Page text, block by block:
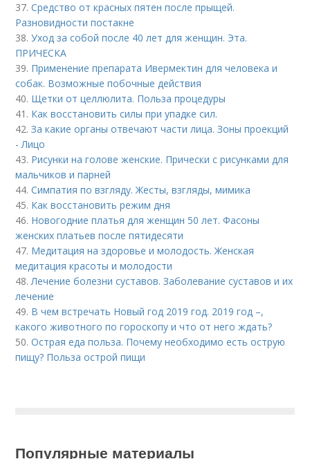
37.Средство от красных пятен после прыщей.
Разновидности постакне
38.Уход за собой после 40 лет для женщин. Эта.
ПРИЧЕСКА
39. Применение препарата Ивермектин для человека и
собак. Возможные побочные действия
40. Щетки от целлюлита. Польза процедуры
41. Как восстановить силы при упадке сил.
42.За какие органы отвечают части лица. Зоны проекций
- Лицо
43. Рисунки на голове женские. Прически с рисунками для
мальчиков и парней
44.Симпатия по взгляду. Жесты, взгляды, мимика
45. Как восстановить режим дня
46. Новогодние платья для женщин 50 лет. Фасоны
женских платьев после пятидесяти
47. Медитация на здоровье и молодость. Женская
медитация красоты и молодости
48.Лечение болезни суставов. Заболевание суставов и их
лечение
49. В чем встречать Новый год 2019 год. 2019 год –,
какого животного по гороскопу и что от него ждать?
50.Острая еда польза. Почему необходимо есть острую
пищу? Польза острой пищи
Популярные материалы